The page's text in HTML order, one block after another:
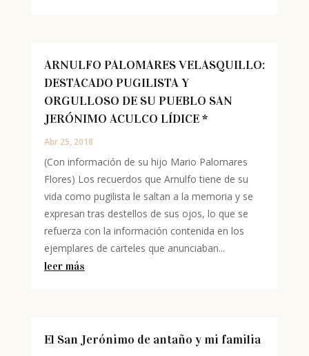
ARNULFO PALOMARES VELASQUILLO:
DESTACADO PUGILISTA Y
ORGULLOSO DE SU PUEBLO SAN
JERÓNIMO ACULCO LÍDICE *
Abr 25, 2018
(Con información de su hijo Mario Palomares
Flores) Los recuerdos que Arnulfo tiene de su
vida como pugilista le saltan a la memoria y se
expresan tras destellos de sus ojos, lo que se
refuerza con la información contenida en los
ejemplares de carteles que anunciaban...
leer más
El San Jerónimo de antaño y mi familia